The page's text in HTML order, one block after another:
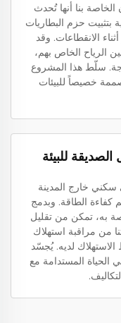
الخاصة بنا أنها تُحدث
بتثبيت حزم البطاريات
الانقطاعات. وقد
الرياح الخاص بهم،
سلّط هذا المشروع
خصيصاً للبيئات
للبيئة
خارج المدينة
كفاءة الطاقة. وبدمج
به، تمكن من تقليل
مكّنّته تقنيتنا من مراقبة استهلاك
لديه. يُجسّد
الحياة المستدامة مع